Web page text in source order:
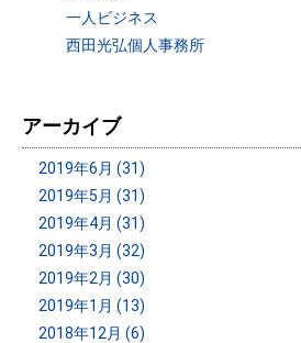
一人ビジネス
西田光弘個人事務所
アーカイブ
2019年6月 (31)
2019年5月 (31)
2019年4月 (31)
2019年3月 (32)
2019年2月 (30)
2019年1月 (13)
2018年12月 (6)